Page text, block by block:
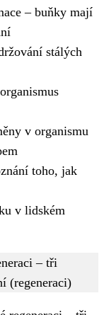
– buňky mají
stálých
v organismu
toho, jak
v lidském
– tři
(regeneraci)